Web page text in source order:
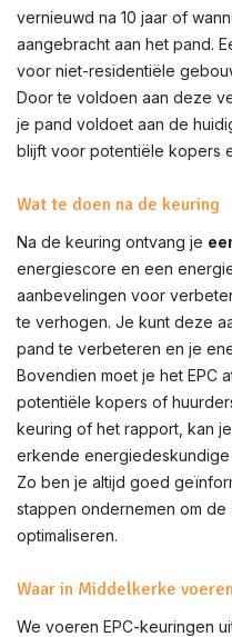
vernieuwd na 10 jaar of
aangebracht aan het pand.
voor niet-residentiële
Door te voldoen aan deze
je pand voldoet aan de
blijft voor potentiële kopers
Wat te doen na de keuring
Na de keuring ontvang je
energiescore en een
aanbevelingen voor
te verhogen. Je kunt deze
pand te verbeteren en je
Bovendien moet je het EPC
potentiële kopers of
keuring of het rapport, kan
erkende
Zo ben je altijd goed
stappen ondernemen om
optimaliseren.
Waar in Middelkerke
We voeren EPC-keuringen